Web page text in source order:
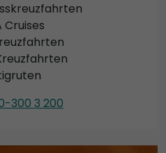
Cruises
300 3 200